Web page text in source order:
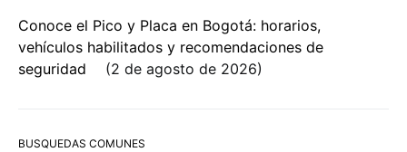
Conoce el Pico y Placa en Bogotá: horarios,
vehículos habilitados y recomendaciones de
seguridad
2 de agosto de 2026
BUSQUEDAS COMUNES